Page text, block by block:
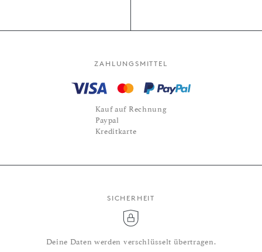
ZAHLUNGSMITTEL
Kauf auf Rechnung
Paypal
Kreditkarte
SICHERHEIT
Deine Daten werden verschlüsselt übertragen.